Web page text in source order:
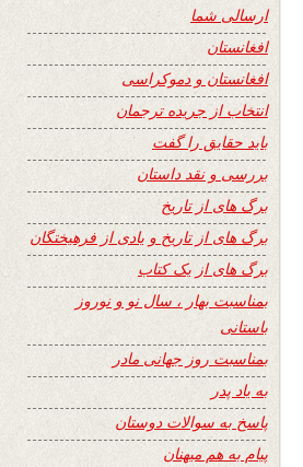
ارسالی شما
افغانستان
افغانستان و دموکراسی
انتخاب از جریده ترجمان
باید حقایق را گفت
بررسی و نقد داستان
برگ های از تاریخ
برگ های از تاریخ و یادی از فرهیختگان
برگ های از یک کتاب
بمناسبت بهار ، سال نو و نوروز
باستانی
بمناسبت روز جهانی مادر
به یاد پدر
پاسخ به سوالات دوستان
پیام به هم میهنان